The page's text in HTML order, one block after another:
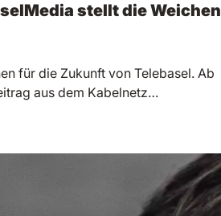
stellt die Weichen
für die Zukunft von Telebasel. Ab
aus dem Kabelnetz…